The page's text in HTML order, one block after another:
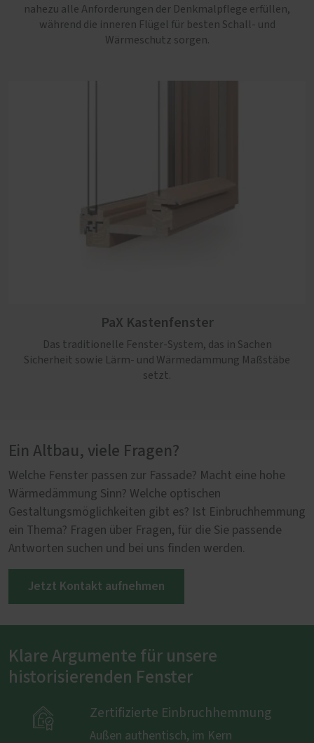
nahezu alle Anforderungen der Denkmalpflege erfüllen,
während die inneren Flügel für besten Schall- und
Wärmeschutz sorgen.
PaX Kastenfenster
Das traditionelle Fenster-System, das in Sachen
Sicherheit sowie Lärm- und Wärmedämmung Maßstäbe
setzt.
Ein Altbau, viele Fragen?
Welche Fenster passen zur Fassade? Macht eine hohe
Wärmedämmung Sinn? Welche optischen
Gestaltungsmöglichkeiten gibt es? Ist Einbruchhemmung
ein Thema? Fragen über Fragen, für die Sie passende
Antworten suchen und bei uns finden werden.
Jetzt Kontakt aufnehmen
Klare Argumente für unsere
historisierenden Fenster
 Zertifizierte Einbruchhemmung
Außen authentisch, im Kern